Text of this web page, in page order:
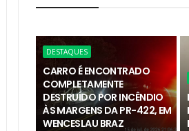
DESTAQUES
CARRO É ENCONTRADO
COMPLETAMENTE
DESTRUÍDO POR INCÊNDIO
ÀS MARGENS DA PR-422, EM
WENCESLAU BRAZ